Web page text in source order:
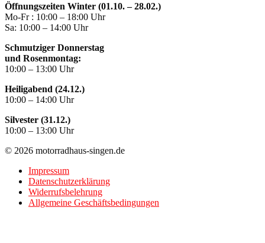
Öffnungszeiten Winter (01.10. – 28.02.)
Mo-Fr : 10:00 – 18:00 Uhr
Sa: 10:00 – 14:00 Uhr
Schmutziger Donnerstag
und Rosenmontag:
10:00 – 13:00 Uhr
Heiligabend (24.12.)
10:00 – 14:00 Uhr
Silvester (31.12.)
10:00 – 13:00 Uhr
© 2026 motorradhaus-singen.de
Impressum
Datenschutzerklärung
Widerrufsbelehrung
Allgemeine Geschäftsbedingungen